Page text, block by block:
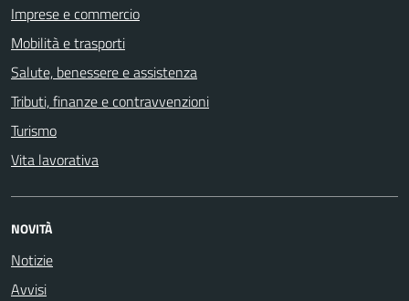
Imprese e commercio
Mobilità e trasporti
Salute, benessere e assistenza
Tributi, finanze e contravvenzioni
Turismo
Vita lavorativa
NOVITÀ
Notizie
Avvisi